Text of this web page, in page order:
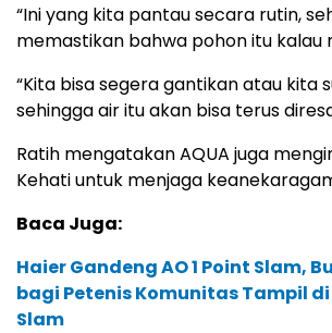
“Ini yang kita pantau secara rutin,
memastikan bahwa pohon itu kalau
“Kita bisa segera gantikan atau kita
sehingga air itu akan bisa terus
Ratih mengatakan AQUA juga
Kehati untuk menjaga
Baca Juga:
Haier Gandeng AO 1 Point Slam,
bagi Petenis Komunitas Tampil
Slam